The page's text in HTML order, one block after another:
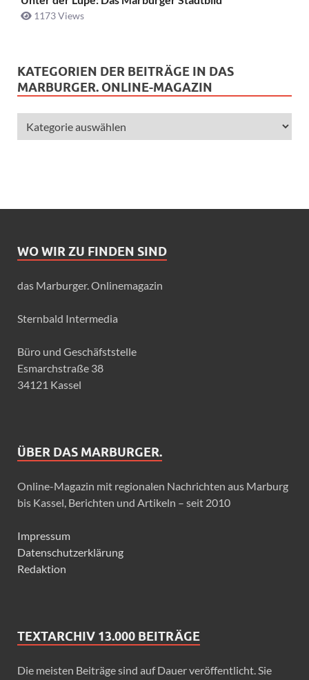
1173 Views
KATEGORIEN DER BEITRÄGE IN DAS
MARBURGER. ONLINE-MAGAZIN
WO WIR ZU FINDEN SIND
das Marburger. Onlinemagazin
Sternbald Intermedia
Büro und Geschäfststelle
Esmarchstraße 38
34121 Kassel
ÜBER DAS MARBURGER.
Online-Magazin mit regionalen Nachrichten aus Marburg
bis Kassel, Berichten und Artikeln – seit 2010
Impressum
Datenschutzerklärung
Redaktion
TEXTARCHIV 13.000 BEITRÄGE
Die meisten Beiträge sind auf Dauer veröffentlicht. Sie